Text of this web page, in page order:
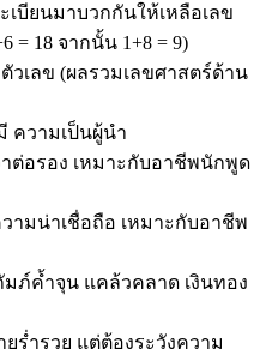
บียนมาบวกกันให้เหลือเลข
= 18 จากนั้น 1+8 = 9)
วเลข (ผลรวมเลขศาสตร์ด้าน
ความเป็นผู้นำ
าต่อรอง เหมาะกับอาชีพนักพูด
ามน่าเชื่อถือ เหมาะกับอาชีพ
มภ์ค้ำจุน แคล้วคลาด เงินทอง
ยร่ำรวย แต่ต้องระวังความ